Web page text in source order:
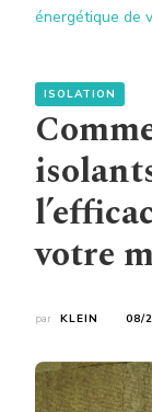
énergétique de
ISOLATION
votre
par KLEIN 08/